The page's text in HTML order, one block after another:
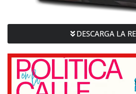
DESCARGA LA